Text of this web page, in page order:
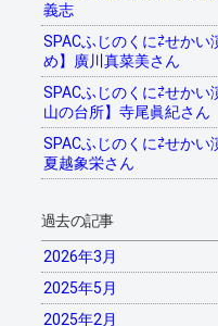
義志
SPACふじのくに⇄せか
め】廣川真菜美さん
SPACふじのくに⇄せか
山の台所】寺尾眞紀さん
SPACふじのくに⇄せかい
夏越象栄さん
過去の記事
2026年3月
2025年5月
2025年2月